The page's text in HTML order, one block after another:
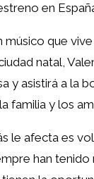
en
músico que
natal,
y asistirá a la
familia y los
le afecta es
han